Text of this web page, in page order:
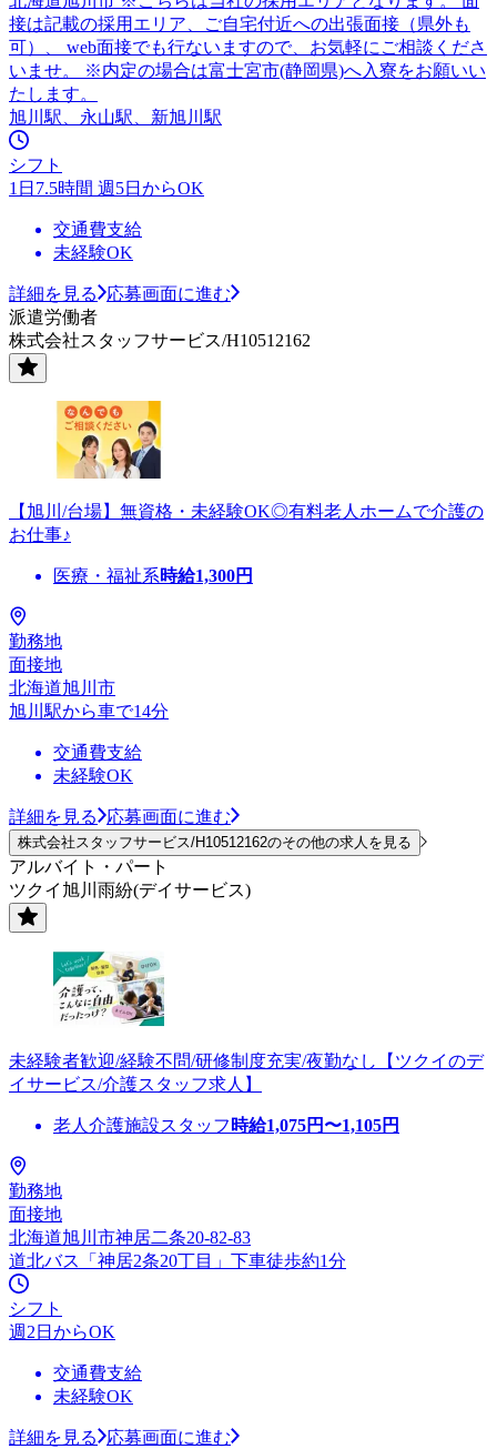
接は記載の採用エリア、ご自宅付近への出張面接（県外も
可）、 web面接でも行ないますので、お気軽にご相談くださ
いませ。 ※内定の場合は富士宮市(静岡県)へ入寮をお願いい
たします。
旭川駅、永山駅、新旭川駅
シフト
1日7.5時間 週5日からOK
交通費支給
未経験OK
詳細を見る
応募画面に進む
派遣労働者
株式会社スタッフサービス/H10512162
【旭川/台場】無資格・未経験OK◎有料老人ホームで介護の
お仕事♪
医療・福祉系時給1,300円
勤務地
面接地
北海道旭川市
旭川駅から車で14分
交通費支給
未経験OK
詳細を見る 応募画面に進む
株式会社スタッフサービス/H10512162のその他の求人を見る
アルバイト・パート
ツクイ旭川雨紛(デイサービス)
未経験者歓迎/経験不問/研修制度充実/夜勤なし【ツクイのデ
イサービス/介護スタッフ求人】
老人介護施設スタッフ 時給1,075円〜1,105円
勤務地
面接地
北海道旭川市神居二条20-82-83
道北バス「神居2条20丁目」下車徒歩約1分
シフト
週2日からOK
交通費支給
未経験OK
詳細を見る
応募画面に進む